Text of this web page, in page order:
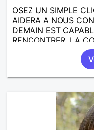
OSEZ UN SIMPLE
AIDERA A NOUS
DEMAIN EST
RENCONTRER, LA
BELLES CHOSES DE
EN FRANCE OU
AUTRE, ET LA VIE
ENCORE.....................